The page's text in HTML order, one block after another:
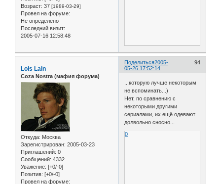
Возраст: 37 [1989-03-29]
Провел на форуме:
Не определено
Последний визит:
2005-07-16 12:58:48
Поделиться 94
2005-
05-26 17:52:14
Lois Lain
Coza Nostra (мафия форума)
Откуда: Москва
Зарегистрирован: 2005-03-23
Приглашений: 0
Сообщений: 4332
Уважение: [+0/-0]
Позитив: [+0/-0]
Провел на форуме:
...которую лучше некоторым
не вспоминать...)
Нет, по сравнению с
некоторыми другими
сериалами, их ещё одевают
долвольно сносно...
0